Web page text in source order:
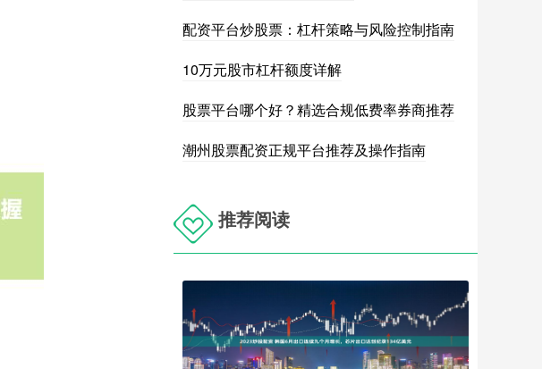
配资平台炒股票：杠杆策略与风险控制指南
10万元股市杠杆额度详解
股票平台哪个好？精选合规低费率券商推荐
潮州股票配资正规平台推荐及操作指南
推荐阅读